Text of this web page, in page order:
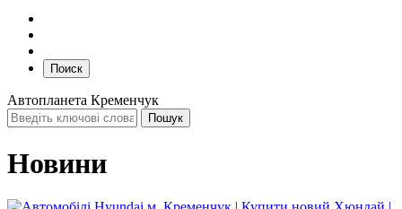
Поиск
Автопланета Кременчук
Новини